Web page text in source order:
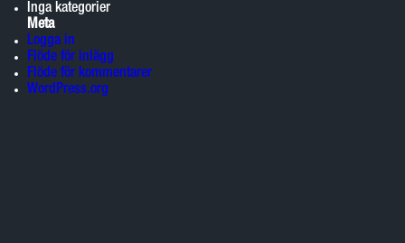
Inga kategorier
Meta
Logga in
Flöde för inlägg
Flöde för kommentarer
WordPress.org